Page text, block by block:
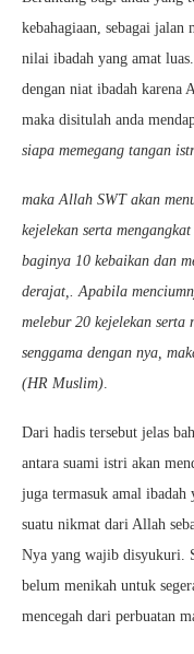
kebahagiaan, sebagai jalan
nilai ibadah yang amat
dengan niat ibadah karena
maka disitulah anda
siapa memegang tangan
maka Allah SWT akan
kejelekan serta
baginya 10 kebaikan dan
derajat,. Apabila
melebur 20 kejelekan
senggama dengan nya,
(HR Muslim).
Dari hadis tersebut jelas
antara suami istri akan
juga termasuk amal
suatu nikmat dari Allah
Nya yang wajib disyukuri.
belum menikah untuk
mencegah dari perbuatan